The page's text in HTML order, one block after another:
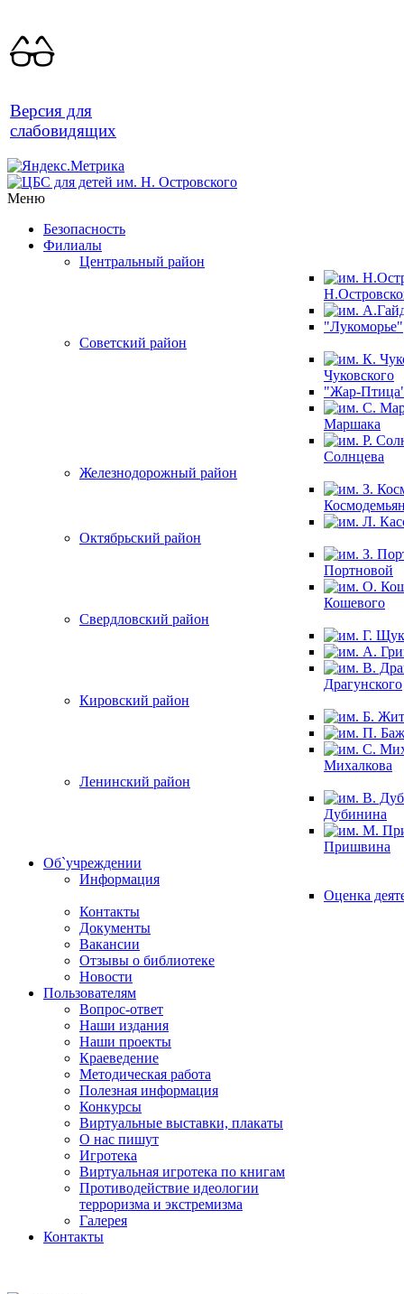
Версия для
слабовидящих
Меню
Безопасность
Филиалы
Центральный район
"Лукоморье"
Советский район
Чуковского
"Жар-
Маршака
Солнцева
Железнодорожный район
Октябрьский район
Портновой
Кошевого
Свердловский район
Драгунского
Кировский район
Михалкова
Ленинский район
Дубинина
Пришвина
Об`учреждении
Информация
Оценка
Контакты
Документы
Вакансии
Отзывы о библиотеке
Новости
Пользователям
Вопрос-ответ
Наши издания
Наши проекты
Краеведение
Методическая работа
Полезная информация
Конкурсы
Виртуальные выставки, плакаты
О нас пишут
Игротека
Виртуальная игротека по книгам
Противодействие идеологии
терроризма и экстремизма
Галерея
Контакты